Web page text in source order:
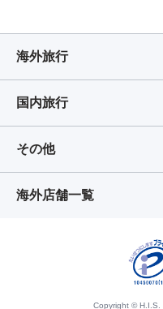
海外旅行
国内旅行
その他
海外店舗一覧
Copyright © H.I.S.